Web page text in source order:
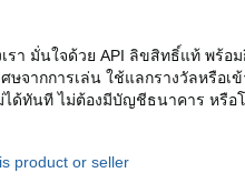
รา มั่นใจด้วย API ลิขสิทธิ์แท้ พร้อ
จากการเล่น ใช้แลกรางวัลหรือเ
ด้ทันที ไม่ต้องมีบัญชีธนาคาร หรือโ
product or seller